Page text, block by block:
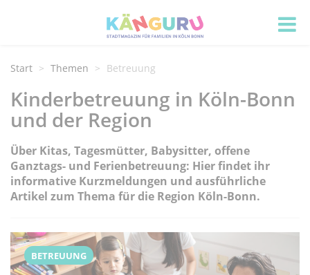
Start Themen Betreuung
Kinderbetreuung in Köln-Bonn
und der Region
Über Kitas, Tagesmütter, Babysitter, offene
Ganztags- und Ferienbetreuung: Hier findet ihr
informative Kurzmeldungen und ausführliche
Artikel zum Thema für die Region Köln-Bonn.
BETREUUNG